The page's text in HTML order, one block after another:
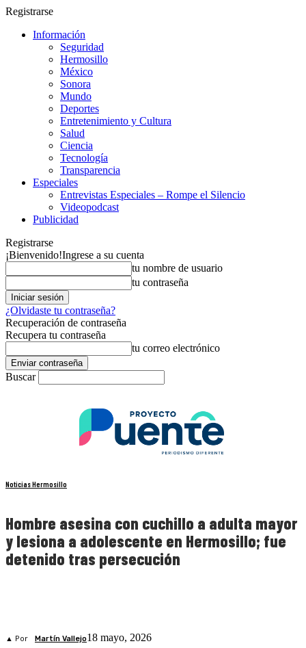
Registrarse
Información
Seguridad
Hermosillo
México
Sonora
Mundo
Deportes
Entretenimiento y Cultura
Salud
Ciencia
Tecnología
Transparencia
Especiales
Entrevistas Especiales – Rompe el Silencio
Videopodcast
Publicidad
Registrarse
¡Bienvenido!Ingrese a su cuenta
tu nombre de usuario
tu contraseña
¿Olvidaste tu contraseña?
Recuperación de contraseña
Recupera tu contraseña
tu correo electrónico
Buscar
Noticias Hermosillo
Hombre asesina con cuchillo a adulta mayor
y lesiona a adolescente en Hermosillo; fue
detenido tras persecución
▲ Por Martín Vallejo18 mayo, 2026